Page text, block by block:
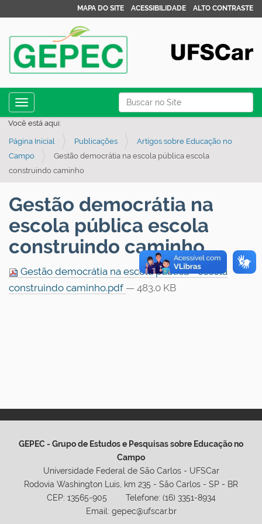
Busca
Busca Avançada…
MAPA DO SITE ACESSIBILIDADE ALTO CONTRASTE
Toggle navigation
Você está aqui:
Página Inicial Publicações
Artigos sobre Educação no
Campo
Gestão democrátia na escola pública escola
construindo caminho
Gestão democrátia na
escola pública escola
construindo caminho
Gestão democrátia na escola pública - escola
construindo caminho.pdf — 483.0 KB
GEPEC - Grupo de Estudos e Pesquisas sobre Educação no
Campo
Universidade Federal de São Carlos - UFSCar
Rodovia Washington Luis, km 235 - São Carlos - SP - BR
CEP: 13565-905 Telefone: (16) 3351-8934
Email: gepec@ufscar.br